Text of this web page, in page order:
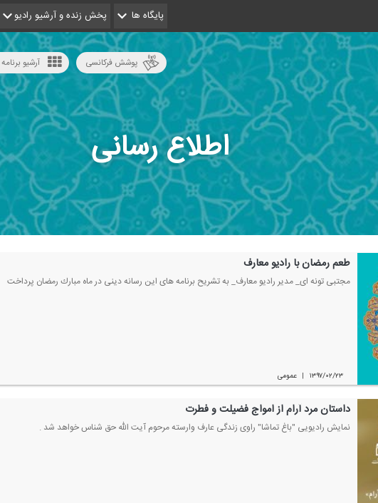
پایگاه ها پخش زنده و آرشیو رادیو
آرشیو پوشش فرکانسی
اطلاع رسانی
طعم رمضان با رادیو معارف
مجتبی تونه ای_ مدیر رادیو معارف_ به تشریح برنامه های این رسانه دینی در ماه مبارك رمضان پرداخت
۱۳۹۷/۰۲/۲۳ | عمومی
داستان مرد آرام از امواج فضیلت و فطرت
نمایش رادیویی "باغ تماشا" راوی زندگی عارف وارسته مرحوم آیت الله حق شناس خواهد شد .